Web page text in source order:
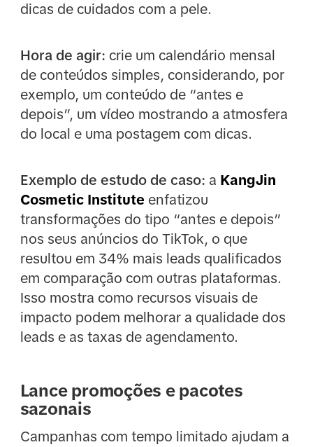
dicas de cuidados com a pele.
Hora de agir: crie um calendário mensal
de conteúdos simples, considerando, por
exemplo, um conteúdo de “antes e
depois”, um vídeo mostrando a atmosfera
do local e uma postagem com dicas.
Exemplo de estudo de caso: a KangJin
Cosmetic Institute enfatizou
transformações do tipo “antes e depois”
nos seus anúncios do TikTok, o que
resultou em 34% mais leads qualificados
em comparação com outras plataformas.
Isso mostra como recursos visuais de
impacto podem melhorar a qualidade dos
leads e as taxas de agendamento.
Lance promoções e pacotes
sazonais
Campanhas com tempo limitado ajudam a